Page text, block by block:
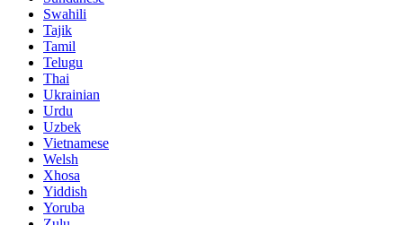
Swahili
Tajik
Tamil
Telugu
Thai
Ukrainian
Urdu
Uzbek
Vietnamese
Welsh
Xhosa
Yiddish
Yoruba